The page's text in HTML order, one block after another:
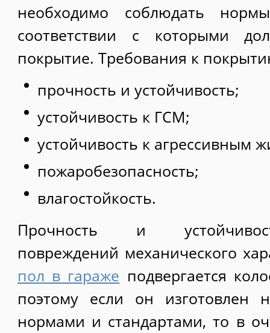
необходимо соблюдать
соответствии с которыми
покрытие. Требования к
прочность и устойчивость;
устойчивость к ГСМ;
устойчивость к агрессивным
пожаробезопасность;
влагостойкость.
Прочность и
повреждений механического
пол в гараже подвергается
поэтому если он изготовлен
нормами и стандартами, то в